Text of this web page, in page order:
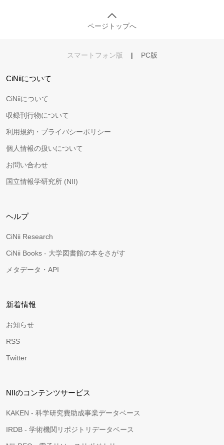
ページトップへ
スマートフォン版 | PC版
CiNiiについて
CiNiiについて
収録刊行物について
利用規約・プライバシーポリシー
個人情報の扱いについて
お問い合わせ
国立情報学研究所 (NII)
ヘルプ
CiNii Research
CiNii Books - 大学図書館の本をさがす
メタデータ・API
新着情報
お知らせ
RSS
Twitter
NIIのコンテンツサービス
KAKEN - 科学研究費助成事業データベース
IRDB - 学術機関リポジトリデータベース